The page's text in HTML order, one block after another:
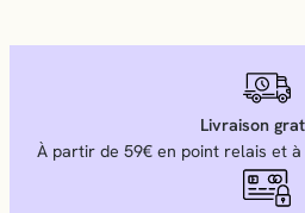
Livraison
À partir de 59€ en point relais et